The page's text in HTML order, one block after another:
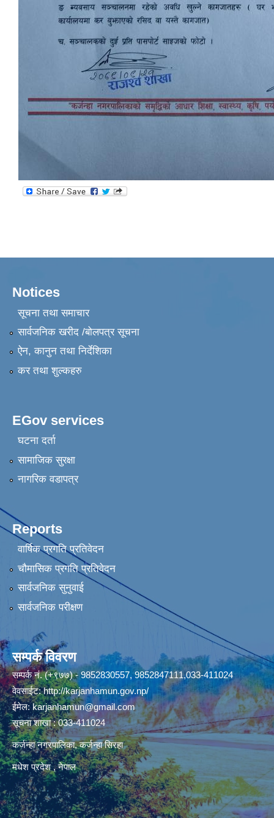
Notices
सूचना तथा समाचार
सार्वजनिक खरीद /बोलपत्र सूचना
ऐन, कानुन तथा निर्देशिका
कर तथा शुल्कहरु
EGov services
घटना दर्ता
सामाजिक सुरक्षा
नागरिक वडापत्र
Reports
वार्षिक प्रगति प्रतिवेदन
चौमासिक प्रगति प्रतिवेदन
सार्वजनिक सुनुवाई
सार्वजनिक परीक्षण
सम्पर्क विवरण
सम्पर्क नं. (+९७७) - 9852830557, 9852847111,033-411024
वेवसाईट:http://karjanhamun.gov.np/
ईमेल:karjanhamun@gmail.com
सूचना शाखा : 033-411024
कर्जन्हा नगरपालिका, कर्जन्हा सिरहा
मधेश प्रदेश , नेपाल